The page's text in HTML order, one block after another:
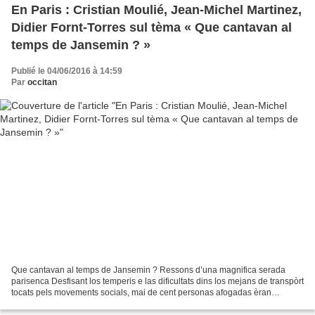
En Paris : Cristian Moulié, Jean-Michel Martinez,
Didier Fornt-Torres sul tèma « Que cantavan al
temps de Jansemin ? »
Publié le 04/06/2016 à 14:59
Par occitan
Que cantavan al temps de Jansemin ? Ressons d’una magnifica serada
parisenca Desfisant los temperis e las dificultats dins los mejans de transpòrt
tocats pels movements socials, mai de cent personas afogadas èran